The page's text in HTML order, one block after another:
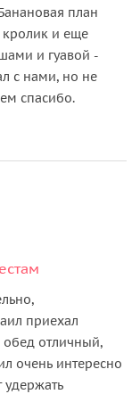
план
кролик и еще
и гуавой -
с нами, но не
спасибо.
приехал
отличный,
очень интересно
удержать